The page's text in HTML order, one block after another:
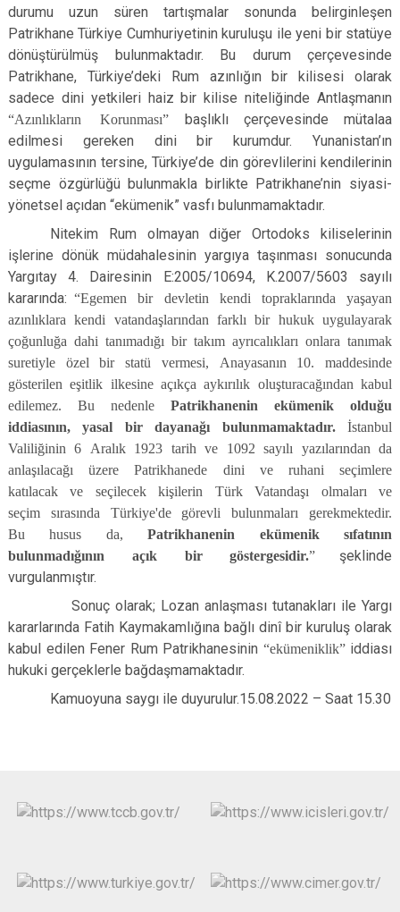
durumu uzun süren tartışmalar sonunda belirginleşen
Patrikhane Türkiye Cumhuriyetinin kuruluşu ile yeni bir statüye
dönüştürülmüş bulunmaktadır. Bu durum çerçevesinde
Patrikhane, Türkiye’deki Rum azınlığın bir kilisesi olarak
sadece dini yetkileri haiz bir kilise niteliğinde Antlaşmanın
“Azınlıkların Korunması”
başlıklı çerçevesinde mütalaa
edilmesi gereken dini bir kurumdur. Yunanistan’ın
uygulamasının tersine, Türkiye’de din görevlilerini kendilerinin
seçme özgürlüğü bulunmakla birlikte Patrikhane’nin siyasi-
yönetsel açıdan “ekümenik” vasfı bulunmamaktadır.
Nitekim Rum olmayan diğer Ortodoks kiliselerinin
işlerine dönük müdahalesinin yargıya taşınması sonucunda
Yargıtay 4. Dairesinin E:2005/10694, K.2007/5603 sayılı
kararında:“Egemen bir devletin kendi topraklarında yaşayan
azınlıklara kendi vatandaşlarından farklı bir hukuk uygulayarak
çoğunluğa dahi tanımadığı bir takım ayrıcalıkları onlara tanımak
suretiyle özel bir statü vermesi, Anayasanın 10. maddesinde
gösterilen eşitlik ilkesine açıkça aykırılık oluşturacağından kabul
edilemez. Bu nedenle Patrikhanenin ekümenik olduğu
iddiasının, yasal bir dayanağı bulunmamaktadır.
İstanbul
Valiliğinin 6 Aralık 1923 tarih ve 1092 sayılı yazılarından da
anlaşılacağı üzere Patrikhanede dini ve ruhani seçimlere
katılacak ve seçilecek kişilerin Türk Vatandaşı olmaları ve
seçim sırasında Türkiye'de görevli bulunmaları gerekmektedir.
Bu husus da,Patrikhanenin ekümenik sıfatının
bulunmadığının açık bir göstergesidir.”
şeklinde
vurgulanmıştır.
Sonuç olarak; Lozan anlaşması tutanakları ile Yargı
kararlarında Fatih Kaymakamlığına bağlı dinî bir kuruluş olarak
kabul edilen Fener Rum Patrikhanesinin “ekümeniklik”iddiası
hukuki gerçeklerle bağdaşmamaktadır.
Kamuoyuna saygı ile duyurulur.15.08.2022 – Saat 15.30